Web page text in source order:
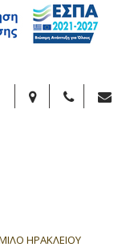
ΗΡΑΚΛΕΙΟΥ